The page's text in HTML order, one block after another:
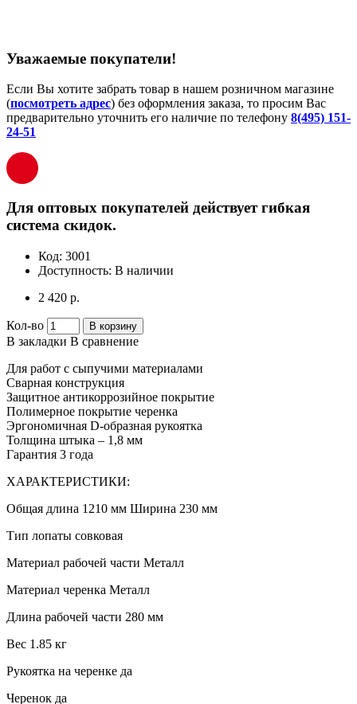
Уважаемые покупатели!
Если Вы хотите забрать товар в нашем розничном магазине
(посмотреть адрес) без оформления заказа, то просим Вас
предварительно уточнить его наличие по телефону 8(495) 151-
24-51
Для оптовых покупателей действует гибкая
система скидок.
Код: 3001
Доступность: В наличии
2 420 р.
Кол-во В корзину
В закладки В сравнение
Для работ с сыпучими материалами
Сварная конструкция
Защитное антикоррозийное покрытие
Полимерное покрытие черенка
Эргономичная D-образная рукоятка
Толщина штыка – 1,8 мм
Гарантия 3 года
ХАРАКТЕРИСТИКИ:
Общая длина 1210 мм Ширина 230 мм
Тип лопаты совковая
Материал рабочей части Металл
Материал черенка Металл
Длина рабочей части 280 мм
Вес 1.85 кг
Рукоятка на черенке да
Черенок да